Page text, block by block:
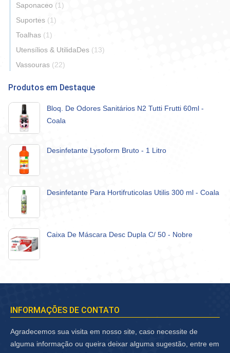
Saponaceo (1)
Suportes (1)
Toalhas (1)
Utensílios & UtilidaDes (13)
Vassouras (22)
Produtos em Destaque
Bloq. De Odores Sanitários N2 Tutti Frutti 60ml -
Coala
Desinfetante Lysoform Bruto - 1 Litro
Desinfetante Para Hortifruticolas Utilis 300 ml - Coala
Caixa De Máscara Desc Dupla C/ 50 - Nobre
INFORMAÇÕES DE CONTATO
Agradecemos sua visita em nosso site, caso necessite de
alguma informação ou queira deixar alguma sugestão, entre em